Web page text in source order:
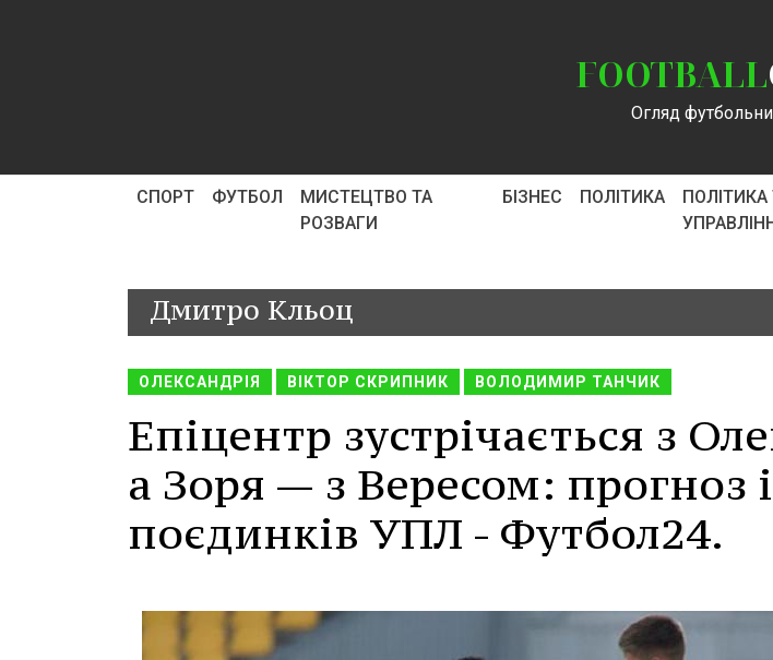
FOOTBALL
Огляд
СПОРТ ФУТБОЛ
МИСТЕЦТВО ТА
РОЗВАГИ
БІЗНЕС ПОЛІТИКА
Дмитро Кльоц
ОЛЕКСАНДРІЯ ВІКТОР СКРИПНИК ВОЛОДИМИР ТАНЧИК
Епіцентр зустрічається з
а Зоря — з Вересом: прогноз
поєдинків УПЛ - Футбол24.